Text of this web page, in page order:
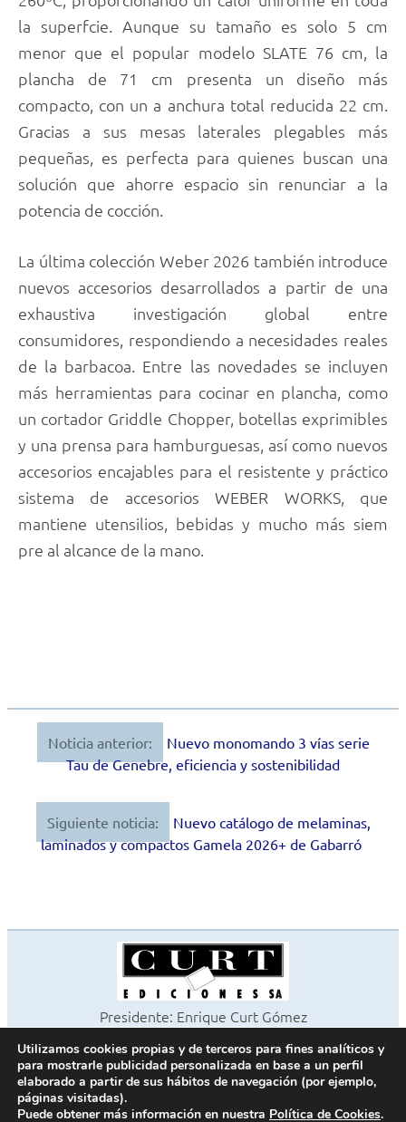
la superfcie. Aunque su tamaño es solo 5 cm
menor que el popular modelo SLATE 76 cm, la
plancha de 71 cm presenta un diseño más
compacto, con un a anchura total reducida 22 cm.
Gracias a sus mesas laterales plegables más
pequeñas, es perfecta para quienes buscan una
solución que ahorre espacio sin renunciar a la
potencia de cocción.
La última colección Weber 2026 también introduce
nuevos accesorios desarrollados a partir de una
exhaustiva investigación global entre
consumidores, respondiendo a necesidades reales
de la barbacoa. Entre las novedades se incluyen
más herramientas para cocinar en plancha, como
un cortador Griddle Chopper, botellas exprimibles
y una prensa para hamburguesas, así como nuevos
accesorios encajables para el resistente y práctico
sistema de accesorios WEBER WORKS, que
mantiene utensilios, bebidas y mucho más siem
pre al alcance de la mano.
Navegación
entradas
Noticia anterior:
Nuevo monomando 3 vías serie
Tau de Genebre, eficiencia y sostenibilidad
Siguiente noticia:
Nuevo catálogo de melaminas,
laminados y compactos Gamela 2026+ de Gabarró
Presidente: Enrique Curt Gómez
©2026 Revista Cocinas y Baños
Todos los derechos reservados
Paseo de Gracia, 63. 1º 2ª. 08008 Barcelona -
Utilizamos cookies propias y de terceros para fines analíticos y
para mostrarle publicidad personalizada en base a un perfil
elaborado a partir de sus hábitos de navegación (por ejemplo,
páginas visitadas).
Puede obtener más información en nuestra Política de Cookies.